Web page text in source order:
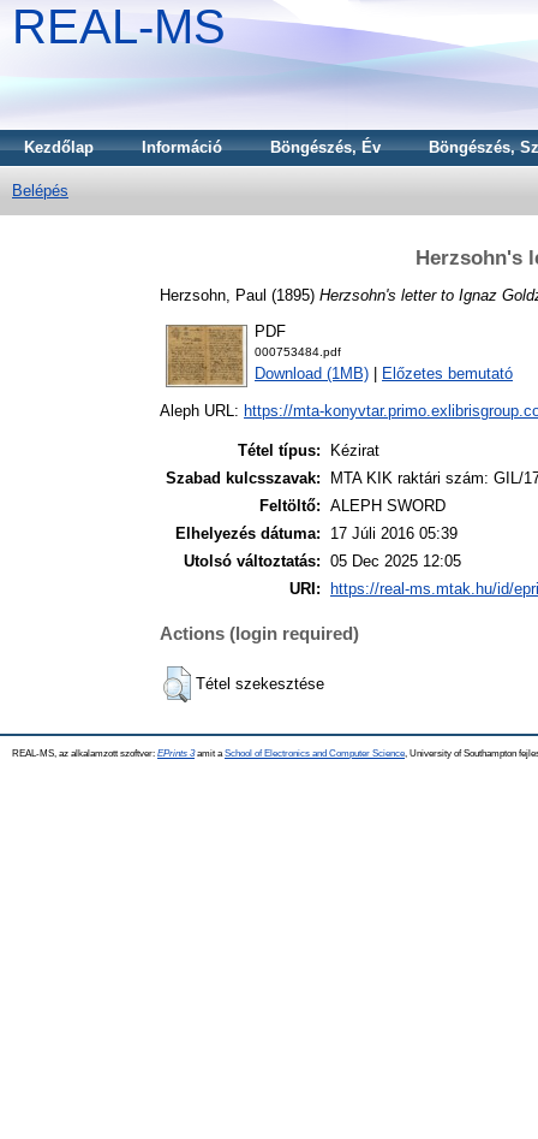
REAL-MS
Kezdőlap Információ Böngészés, Év Böngészés,
Belépés
Herzsohn's
Herzsohn, Paul (1895) Herzsohn's letter to Ignaz
PDF
000753484.pdf
Download (1MB) Előzetes bemutató
Aleph URL: https://mta-
Tétel típus:
Kézirat
Szabad kulcsszavak:
MTA KIK raktári szám: GIL/
Feltöltő: ALEPH SWORD
Elhelyezés dátuma:
17 Júli 2016 05:39
Utolsó változtatás: 05 Dec 2025 12:05
URI:
https://real-ms.mtak.hu/id/
Actions (login required)
Tétel szekesztése
REAL-MS, az alkalamzott szoftver: EPrints 3amit a School of Electronics and Computer Science , University of Southampton